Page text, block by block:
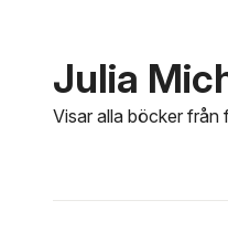
Julia
Visar alla böcker från